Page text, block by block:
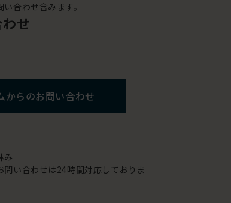
合わせ含みます。
せ
からのお問い合わせ
み
い合わせは24時間対応しておりま